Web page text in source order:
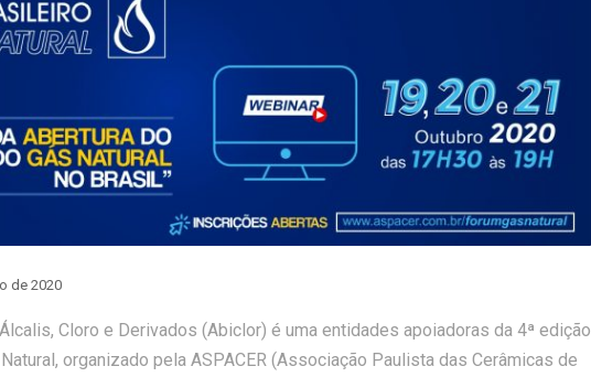
de 2020
Cloro e Derivados (Abiclor) é uma entidades apoiadoras da 4ª edição
organizado pela ASPACER (Associação Paulista das Cerâmicas de